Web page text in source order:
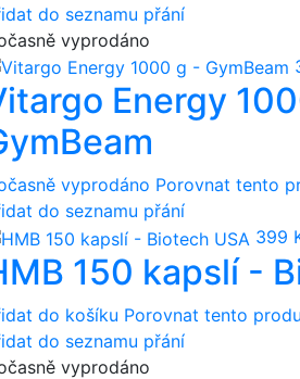
do seznamu přání
vyprodáno
Energy
vyprodáno Porovnat tento
do seznamu přání
399
150 kapslí -
do košíku Porovnat tento
do seznamu přání
vyprodáno